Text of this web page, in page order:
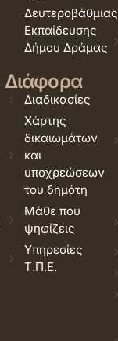
Δευτεροβάθμιας
Εκπαίδευσης
Δήμου Δράμας
Διάφορα
Διαδικασίες
Χάρτης
δικαιωμάτων
και
υποχρεώσεων
του δημότη
Μάθε που
ψηφίζεις
Υπηρεσίες
Τ.Π.Ε.